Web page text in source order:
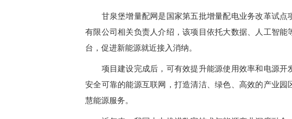
甘泉堡增量配网是国家第五批增量配电业务改革试点
有限公司相关负责人介绍，该项目依托大数据、人工智能
台，促进新能源就近接入消纳。
项目建设完成后，可有效提升能源使用效率和电源开
安全可靠的能源互联网，打造清洁、绿色、高效的产业园
慧能源服务。